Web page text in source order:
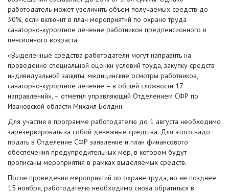
работодатель может увеличить объем получаемых средств до
30%, если включит в план мероприятий по охране труда
санаторно‑курортное лечение работников предпенсионного и
пенсионного возраста.
«Выделенные средства работодатели могут направить на
проведение специальной оценки условий труда, закупку средств
индивидуальной защиты, медицинские осмотры работников,
санаторно-курортное лечение – в общей сложности 17
направлений», – отметил управляющий Отделением СФР по
Ивановской области Михаил Болдин.
Для участия в программе работодателю до 1 августа необходимо
зарезервировать за собой денежные средства. Для этого надо
подать в Отделение СФР заявление и план финансового
обеспечения предупредительных мер, в котором будут
прописаны мероприятия в рамках выделяемых средств.
После проведения мероприятий по охране труда, но не позднее
15 ноября, работодателю необходимо снова обратиться в